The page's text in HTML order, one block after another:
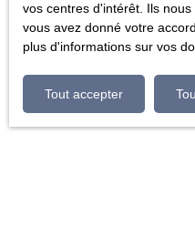
vos centres d'intérêt. Ils
vous avez donné votre
plus d'informations sur vos
Tout accepter